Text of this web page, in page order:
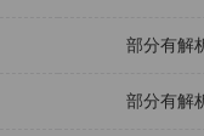
部分有解
部分有解